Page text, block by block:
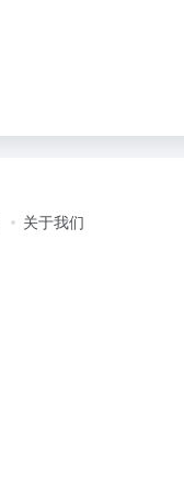
关于我们